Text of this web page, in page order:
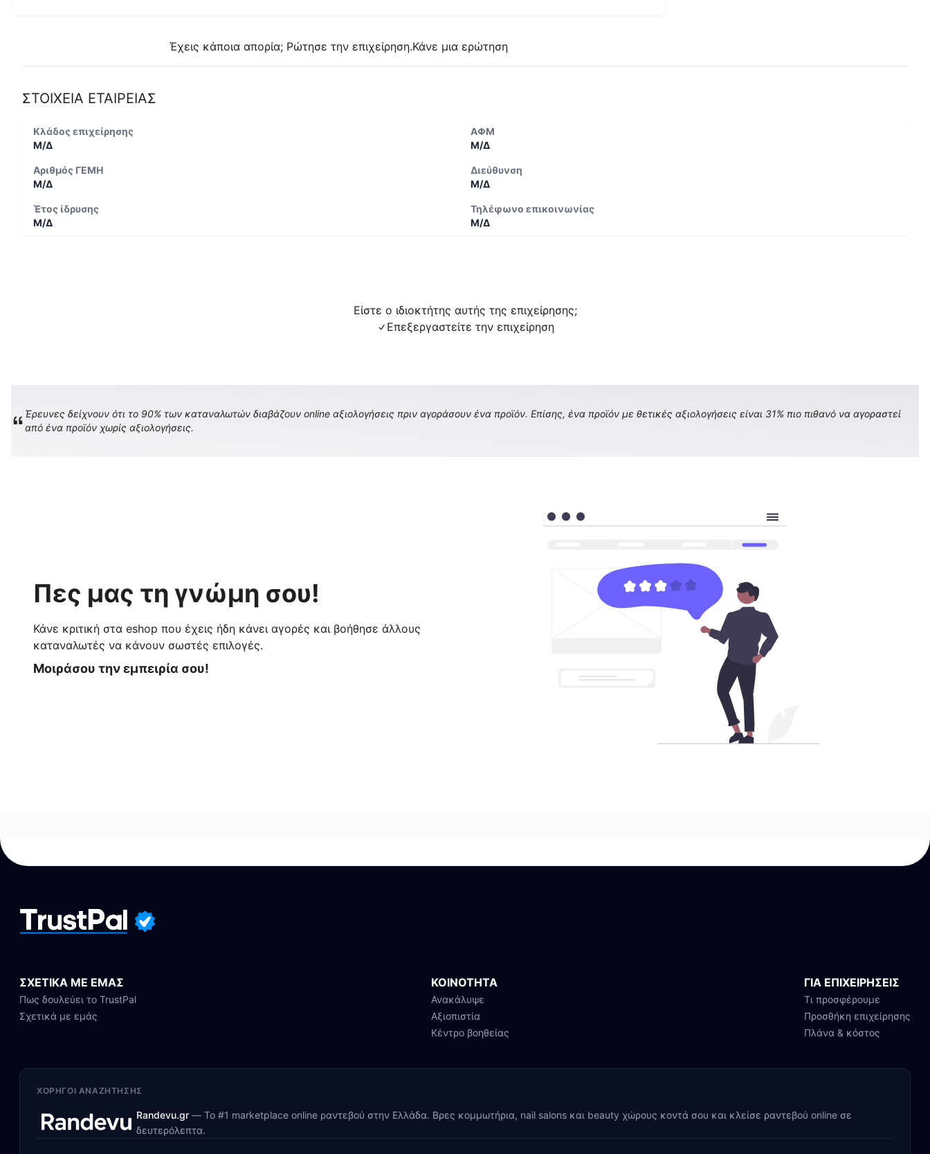
Έχεις κάποια απορία; Ρώτησε την επιχείρηση.Κάνε μια ερώτηση
ΣΤΟΙΧΕΙΑ ΕΤΑΙΡΕΙΑΣ
Κλάδος επιχείρησης
Μ/Δ
ΑΦΜ
Μ/Δ
Αριθμός ΓΕΜΗ
Μ/Δ
Διεύθυνση
Μ/Δ
Έτος ίδρυσης
Μ/Δ
Τηλέφωνο επικοινωνίας
Μ/Δ
Είστε ο ιδιοκτήτης αυτής της επιχείρησης;
Επεξεργαστείτε την επιχείρηση
Έρευνες δείχνουν ότι το 90% των καταναλωτών διαβάζουν online αξιολογήσεις πριν αγοράσουν ένα προϊόν. Επίσης, ένα προϊόν με θετικές αξιολογήσεις είναι 31% πιο πιθανό να αγοραστεί
από ένα προϊόν χωρίς αξιολογήσεις.
Πες μας τη γνώμη σου!
Κάνε κριτική στα eshop που έχεις ήδη κάνει αγορές και βοήθησε άλλους
καταναλωτές να κάνουν σωστές επιλογές.
Μοιράσου την εμπειρία σου!
ΣΧΕΤΙΚΑ ΜΕ ΕΜΑΣ
Πως δουλεύει το TrustPal
Σχετικά με εμάς
ΚΟΙΝΟΤΗΤΑ
Ανακάλυψε
Αξιοπιστία
Κέντρο βοηθείας
ΓΙΑ ΕΠΙΧΕΙΡΗΣΕΙΣ
Τι προσφέρουμε
Προσθήκη επιχείρησης
Πλάνα & κόστος
ΧΟΡΗΓΟΊ ΑΝΑΖΉΤΗΣΗΣ
Randevu.gr — Το #1 marketplace online ραντεβού στην Ελλάδα. Βρες κομμωτήρια, nail salons και beauty χώρους κοντά σου και κλείσε ραντεβού online σε
δευτερόλεπτα.